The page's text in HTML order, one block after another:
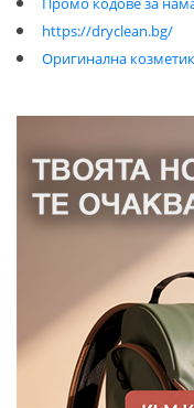
https://dryclean.bg/
Оригинална